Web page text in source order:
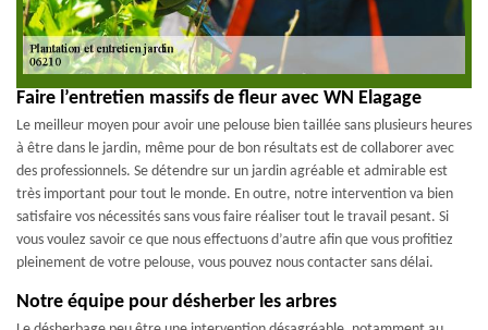
Faire l’entretien massifs de fleur avec WN Elagage
Le meilleur moyen pour avoir une pelouse bien taillée sans plusieurs heures
à être dans le jardin, même pour de bon résultats est de collaborer avec
des professionnels. Se détendre sur un jardin agréable et admirable est
très important pour tout le monde. En outre, notre intervention va bien
satisfaire vos nécessités sans vous faire réaliser tout le travail pesant. Si
vous voulez savoir ce que nous effectuons d’autre afin que vous profitiez
pleinement de votre pelouse, vous pouvez nous contacter sans délai.
Notre équipe pour désherber les arbres